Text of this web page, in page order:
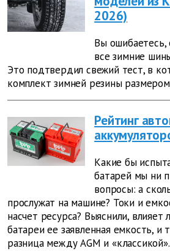
2026)
Вы ошибаетесь,
все зимние
Это подтвердил свежий тест, в
комплект зимней резины
Рейтинг
Какие бы
батарей мы ни
вопросы: а
прослужат на машине? Токи и
насчет ресурса? Выяснили, влияет
батареи ее заявленная емкость, и
разница между AGM и «классикой».